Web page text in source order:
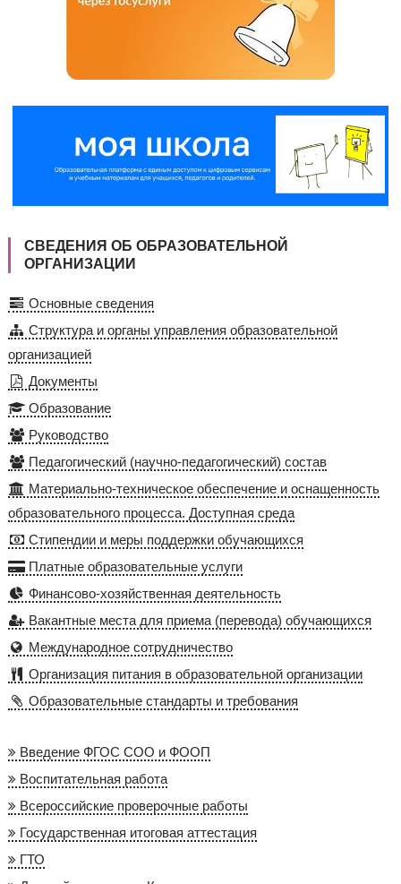
СВЕДЕНИЯ ОБ ОБРАЗОВАТЕЛЬНОЙ
ОРГАНИЗАЦИИ
Основные сведения
Структура и органы управления образовательной
организацией
Документы
Образование
Руководство
Педагогический (научно-педагогический) состав
Материально-техническое обеспечение и оснащенность
образовательного процесса. Доступная среда
Стипендии и меры поддержки обучающихся
Платные образовательные услуги
Финансово-хозяйственная деятельность
Вакантные места для приема (перевода) обучающихся
Международное сотрудничество
Организация питания в образовательной организации
Образовательные стандарты и требования
Введение ФГОС СОО и ФООП
Воспитательная работа
Всероссийские проверочные работы
Государственная итоговая аттестация
ГТО